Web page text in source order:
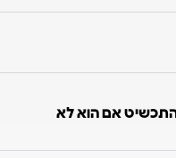
התכשיט אם הוא לא